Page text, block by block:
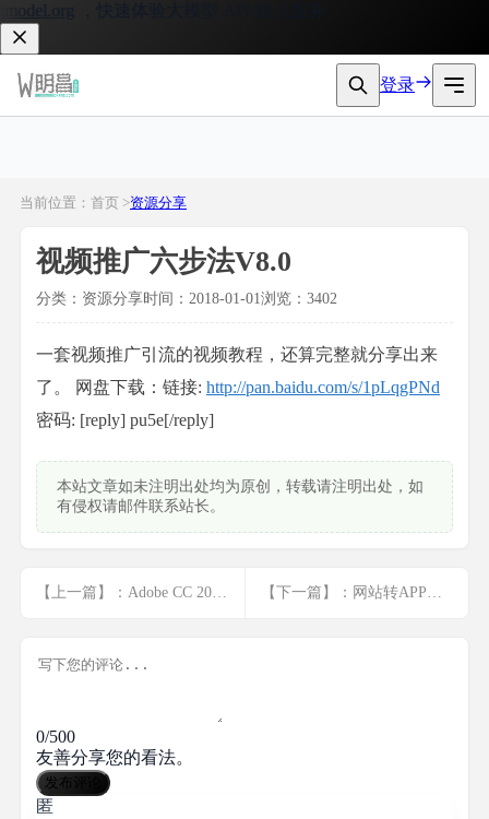
，快速体验大模型 API 接入服务。
登录
当前位置：首页 >资源分享
视频推广六步法V8.0
分类：资源分享时间：2018-01-01浏览：3402
一套视频推广引流的视频教程，还算完整就分享出来
了。 网盘下载：链接: http://pan.baidu.com/s/1pLqgPNd
密码: [reply] pu5e[/reply]
本站文章如未注明出处均为原创，转载请注明出处，如
有侵权请邮件联系站长。
【上一篇】：Adobe CC 2017 正式版（WIN版本+MAC版本） 【下一篇】：网站转APP开发教程
0/500
友善分享您的看法。
发布评论
匿